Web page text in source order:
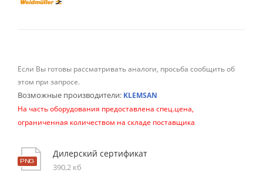
Если Вы готовы рассматривать аналоги, просьба сообщить об
этом при запросе.
Возможные производители: KLEMSAN
На часть оборудования предоставлена спец.цена,
ограниченная количеством на складе поставщика
Дилерский сертификат
390,2 кб